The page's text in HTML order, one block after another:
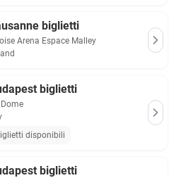
biglietti
Arena Espace Malley
biglietti
disponibili
biglietti